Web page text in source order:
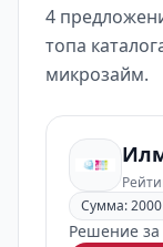
4
топа
микрозайм.
Сумма:
Решение